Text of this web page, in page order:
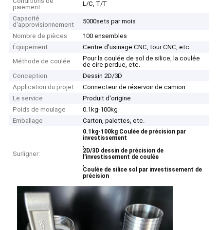
paiement
L/C, T/T
Capacité
d'approvisionnement
5000sets par mois
Nombre de pièces
100 ensembles
Équipement
Centre d'usinage CNC, tour CNC, etc.
Méthode de coulée
Pour la coulée de sol de silice, la coulée
de cire perdue, etc.
Conception
Dessin 2D/3D
Application du projet
Connecteur de réservoir de camion
Le service
Produit d'origine
Poids de moulage
0.1kg-100kg
Emballage
Carton, palettes, etc.
Surligner:
0.1kg-100kg Coulée de précision par
investissement
,
2D/3D dessin de précision de
l'investissement de coulée
,
Coulée de silice sol par investissement de
précision